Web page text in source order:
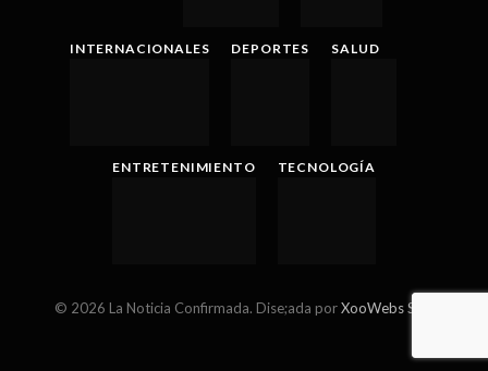
INTERNACIONALES DEPORTES SALUD
ENTRETENIMIENTO TECNOLOGÍA
© 2026 La Noticia Confirmada. Dise;ada porXooWebs SRL